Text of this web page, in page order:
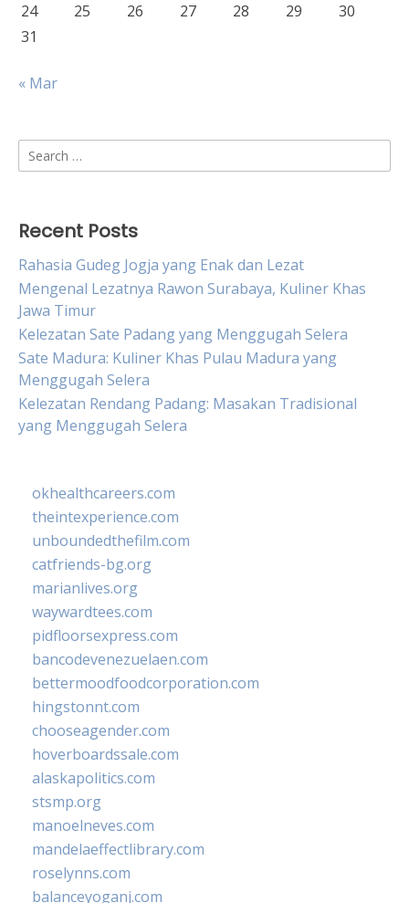
24
25 26 27 28 29
30
31
« Mar
Search
for:
Recent Posts
Rahasia Gudeg Jogja yang Enak dan Lezat
Mengenal Lezatnya Rawon Surabaya, Kuliner Khas
Jawa Timur
Kelezatan Sate Padang yang Menggugah Selera
Sate Madura: Kuliner Khas Pulau Madura yang
Menggugah Selera
Kelezatan Rendang Padang: Masakan Tradisional
yang Menggugah Selera
okhealthcareers.com
theintexperience.com
unboundedthefilm.com
catfriends-bg.org
marianlives.org
waywardtees.com
pidfloorsexpress.com
bancodevenezuelaen.com
bettermoodfoodcorporation.com
hingstonnt.com
chooseagender.com
hoverboardssale.com
alaskapolitics.com
stsmp.org
manoelneves.com
mandelaeffectlibrary.com
roselynns.com
balanceyoganj.com